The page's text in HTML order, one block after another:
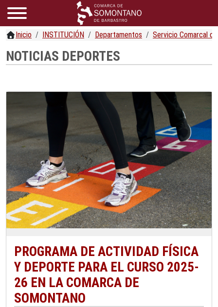
Inicio INSTITUCIÓN Departamentos Servicio Comarcal
NOTICIAS DEPORTES
PROGRAMA DE ACTIVIDAD FÍSICA
Y DEPORTE PARA EL CURSO 2025-
26 EN LA COMARCA DE
SOMONTANO